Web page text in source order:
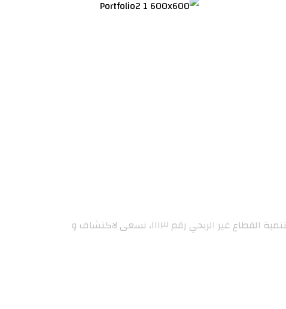
جمعية اكتشاف و تطوير المواهب (رائد) هي منظمة غير ربحية تأسست في ٢٢\٠٢\١٤٤٠هـ بترخيص من المركز الوطني لتنمية القطاع غير الربحي رقم ١١١٣، نسعى لاكتشاف و